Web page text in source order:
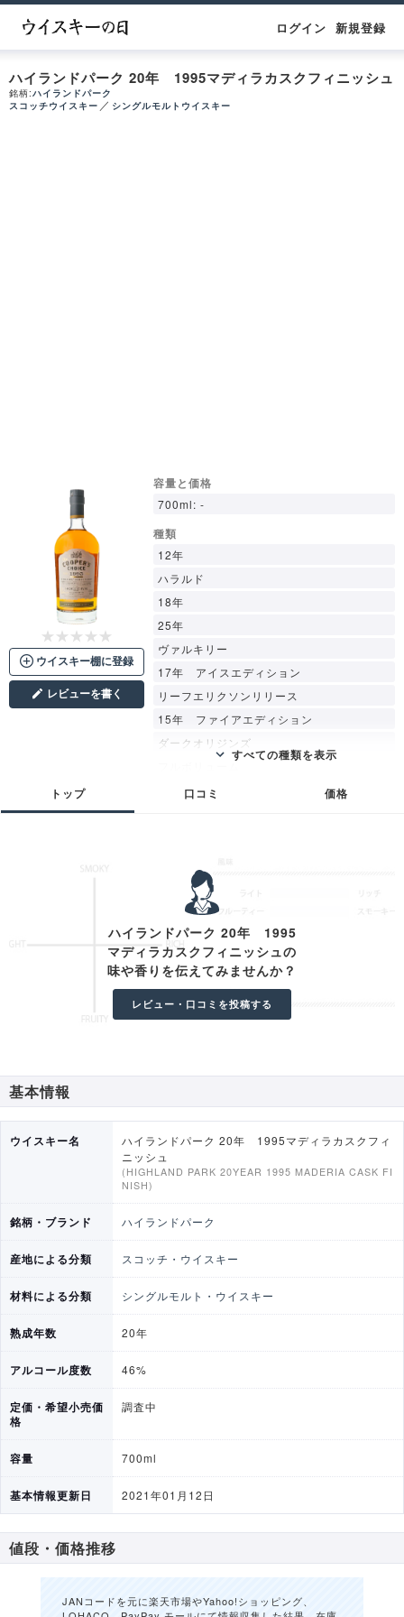
ログイン 新規登録
ハイランドパーク 20年 1995マディラカスクフィニッシュ
銘柄:ハイランドパーク
スコッチウイスキー ／ シングルモルトウイスキー
ウイスキー棚に登録
レビューを書く
容量と価格
700ml: -
種類
12年
ハラルド
18年
25年
ヴァルキリー
17年 アイスエディション
リーフエリクソンリリース
15年 ファイアエディション
ダークオリジンズ
フルボリューム
エイナー
17年 ザ・ダーク
20年 1995マディラカスクフィニッシュ
スヴェイン
フレイヤ
2006
16年 オーディン
トップ 口コミ 価格
ハイランドパーク 20年 1995
マディラカスクフィニッシュの
味や香りを伝えてみませんか？
レビュー・口コミを投稿する
基本情報
ウイスキー名
ハイランドパーク 20年 1995マディラカスクフィ
ニッシュ
(HIGHLAND PARK 20YEAR 1995 MADERIA CASK FI
NISH)
銘柄・ブランド ハイランドパーク
産地による分類 スコッチ・ウイスキー
材料による分類 シングルモルト・ウイスキー
熟成年数 20年
アルコール度数 46%
定価・希望小売価
格
調査中
容量 700ml
基本情報更新日 2021年01月12日
値段・価格推移
JANコードを元に楽天市場やYahoo!ショッピング、